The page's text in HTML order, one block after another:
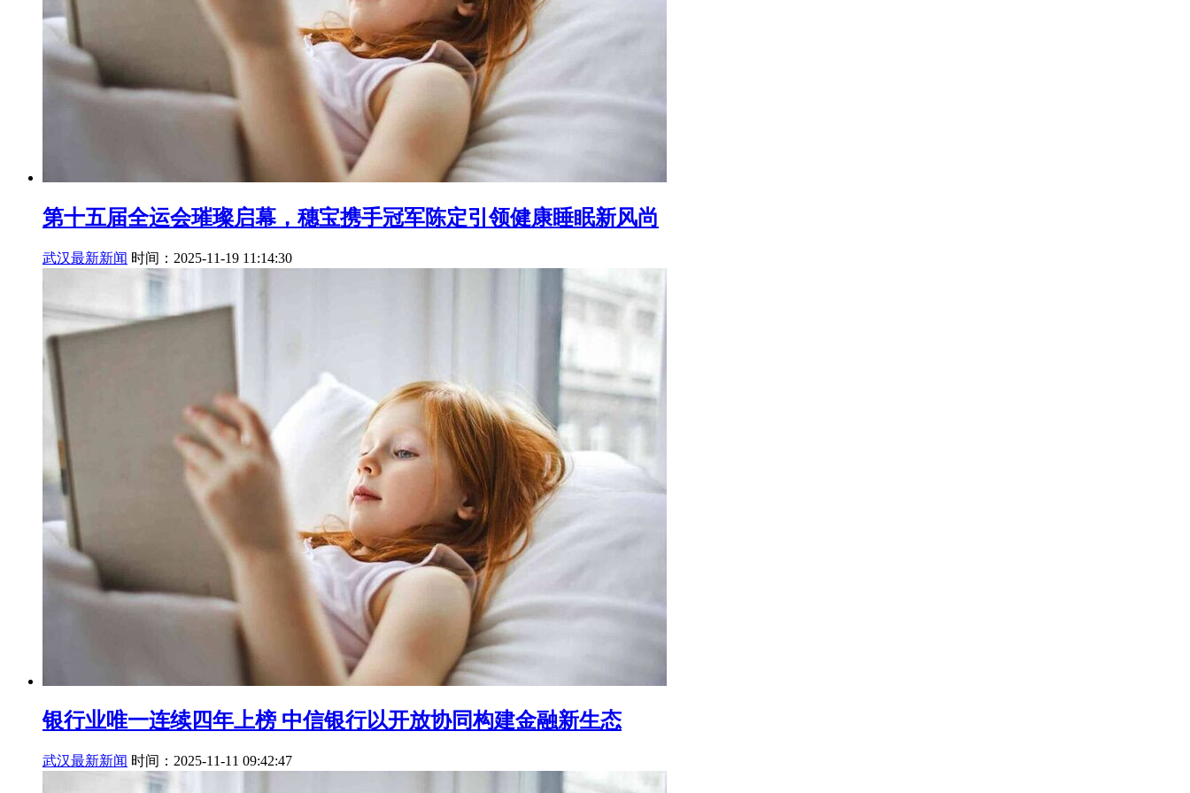
第十五届全运会璀璨启幕，穗宝携手冠军陈定引领健康睡眠新风尚
武汉最新新闻 时间：2025-11-19 11:14:30
银行业唯一连续四年上榜 中信银行以开放协同构建金融新生态
武汉最新新闻 时间：2025-11-11 09:42:47